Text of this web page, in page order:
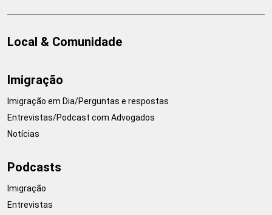
Local & Comunidade
Imigração
Imigração em Dia/Perguntas e respostas
Entrevistas/Podcast com Advogados
Notícias
Podcasts
Imigração
Entrevistas